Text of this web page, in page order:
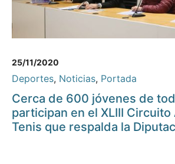
25/11/2020
Deportes, Noticias, Portada
Cerca de 600 jóvenes de
participan en el XLIII
Tenis que respalda la